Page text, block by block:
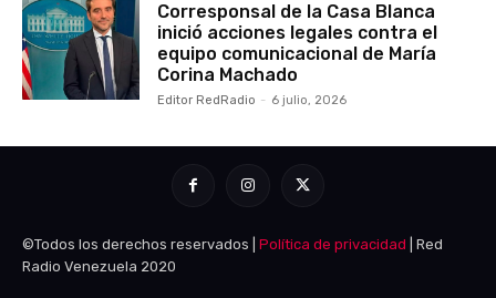
Corresponsal de la Casa Blanca
inició acciones legales contra el
equipo comunicacional de María
Corina Machado
Editor RedRadio - 6 julio, 2026
©Todos los derechos reservados | Política de privacidad | Red
Radio Venezuela 2020